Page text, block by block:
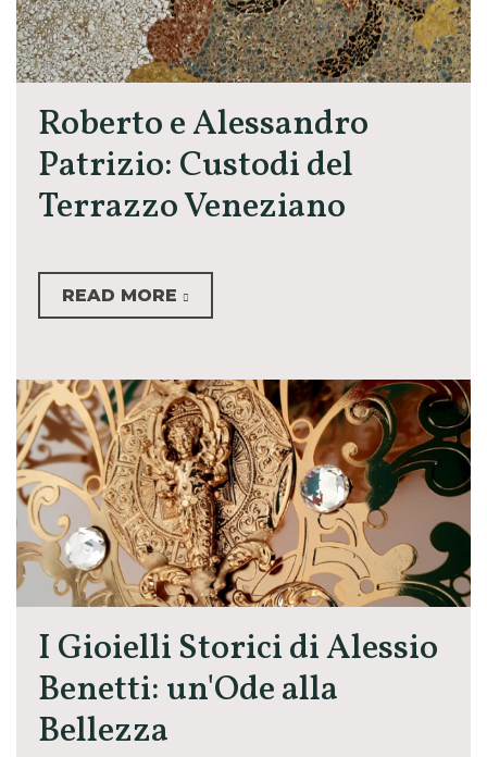
Roberto e Alessandro
Patrizio: Custodi del
Terrazzo Veneziano
READ MORE
I Gioielli Storici di Alessio
Benetti: un'Ode alla
Bellezza